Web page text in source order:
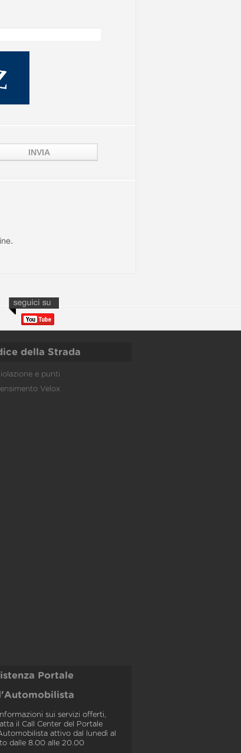
della Strada
e punti
Velox
Portale
sui servizi offerti,
il Call Center del Portale
attivo dal lunedì al
dalle 8.00 alle 20.00